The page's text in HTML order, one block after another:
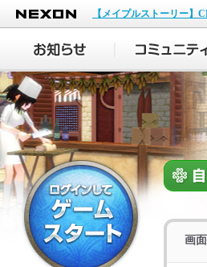
NEXON
【メイプルストーリー】
画